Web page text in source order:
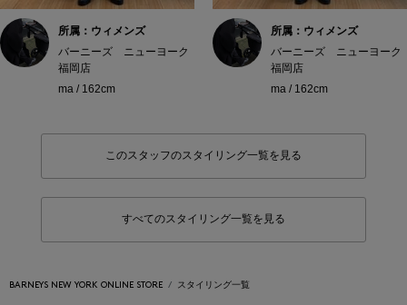
所属：ウィメンズ
バーニーズ ニューヨーク
福岡店
ma / 162cm
所属：ウィメンズ
バーニーズ ニューヨーク
福岡店
ma / 162cm
このスタッフのスタイリング一覧を見る
すべてのスタイリング一覧を見る
BARNEYS NEW YORK ONLINE STORE スタイリング一覧